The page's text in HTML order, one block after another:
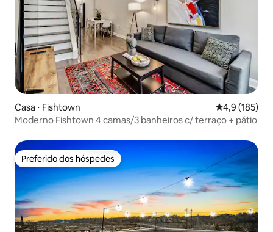
Casa ⋅ Fishtown 4,9 de uma
4,9 (185)
Moderno Fishtown 4 camas/3 banheiros c/ terraço + pátio
Preferido dos hóspedes
Preferido dos hóspedes